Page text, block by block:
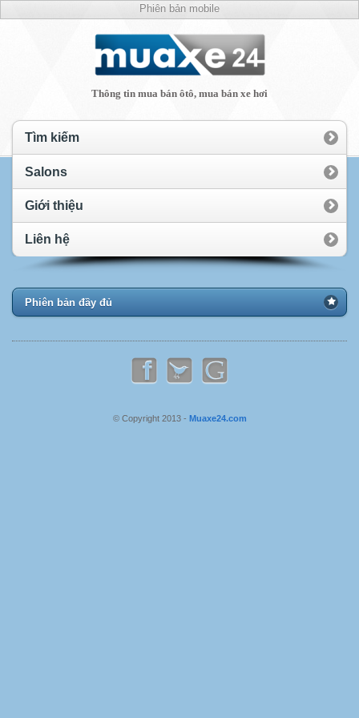
Phiên bản mobile
Thông tin mua bán ôtô, mua bán xe hơi
Tìm kiếm
Salons
Giới thiệu
Liên hệ
Phiên bản đầy đủ
© Copyright 2013 - Muaxe24.com